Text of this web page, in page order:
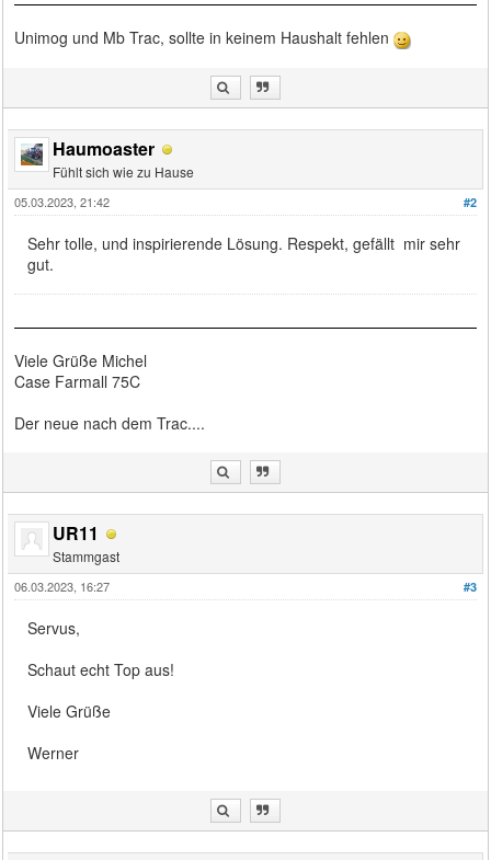
Unimog und Mb Trac, sollte in keinem Haushalt fehlen
Haumoaster
Fühlt sich wie zu Hause
#2
05.03.2023, 21:42
Sehr tolle, und inspirierende Lösung. Respekt, gefällt mir sehr
gut.
Viele Grüße Michel
Case Farmall 75C
Der neue nach dem Trac....
UR11
Stammgast
#3
06.03.2023, 16:27
Servus,
Schaut echt Top aus!
Viele Grüße
Werner